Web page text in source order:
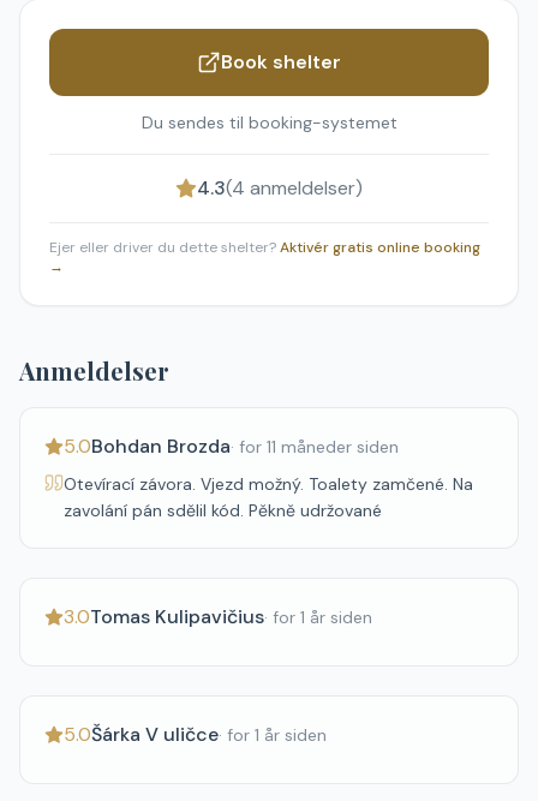
Book shelter
Du sendes til booking-systemet
4.3(4 anmeldelser)
Ejer eller driver du dette shelter?Aktivér gratis online booking
→
Anmeldelser
5.0Bohdan Brozda· for 11 måneder siden
Otevírací závora. Vjezd možný. Toalety zamčené. Na
zavolání pán sdělil kód. Pěkně udržované
3.0Tomas Kulipavičius· for 1 år siden
5.0Šárka V uličce· for 1 år siden